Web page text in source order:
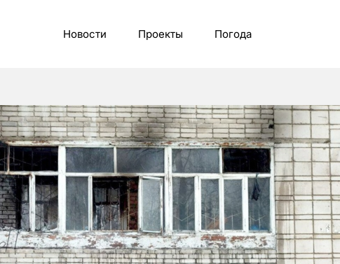
Новости Проекты Погода